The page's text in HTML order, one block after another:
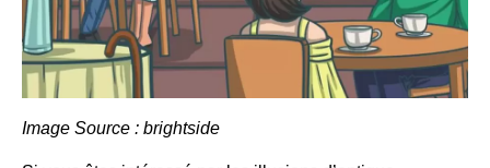
Image Source : brightside